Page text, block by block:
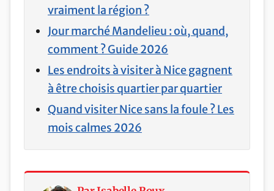
vraiment la région ?
Jour marché Mandelieu : où, quand,
comment ? Guide 2026
Les endroits à visiter à Nice gagnent
à être choisis quartier par quartier
Quand visiter Nice sans la foule ? Les
mois calmes 2026